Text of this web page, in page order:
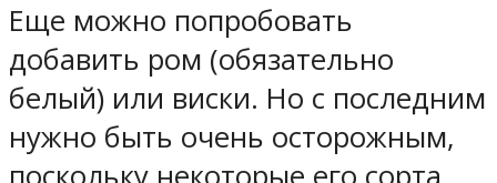
Еще можно попробовать
добавить ром (обязательно
белый) или виски. Но с последним
нужно быть очень осторожным,